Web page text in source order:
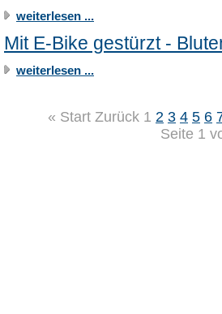
weiterlesen ...
Mit E-Bike gestürzt -
weiterlesen ...
« Start Zurück 1 2 3 4 5 6
Seite 1